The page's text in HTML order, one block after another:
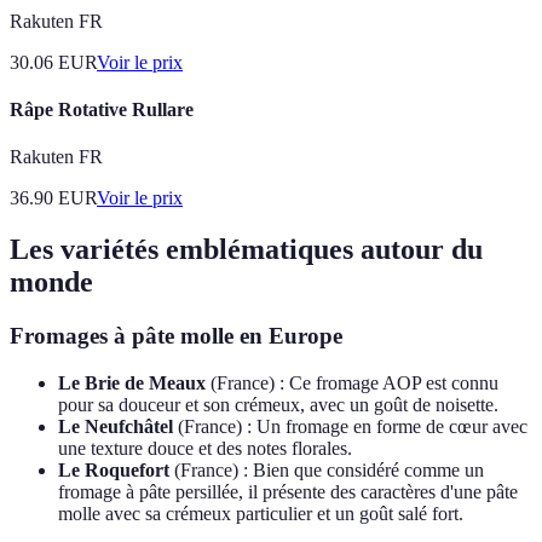
Rakuten FR
30.06 EURVoir le prix
Râpe Rotative Rullare
Rakuten FR
36.90 EURVoir le prix
Les variétés emblématiques autour du
monde
Fromages à pâte molle en Europe
Le Brie de Meaux (France) : Ce fromage AOP est connu
pour sa douceur et son crémeux, avec un goût de noisette.
Le Neufchâtel (France) : Un fromage en forme de cœur avec
une texture douce et des notes florales.
Le Roquefort (France) : Bien que considéré comme un
fromage à pâte persillée, il présente des caractères d'une pâte
molle avec sa crémeux particulier et un goût salé fort.